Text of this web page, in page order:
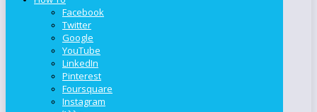
Facebook
Twitter
Google
YouTube
LinkedIn
Pinterest
Foursquare
Instagram